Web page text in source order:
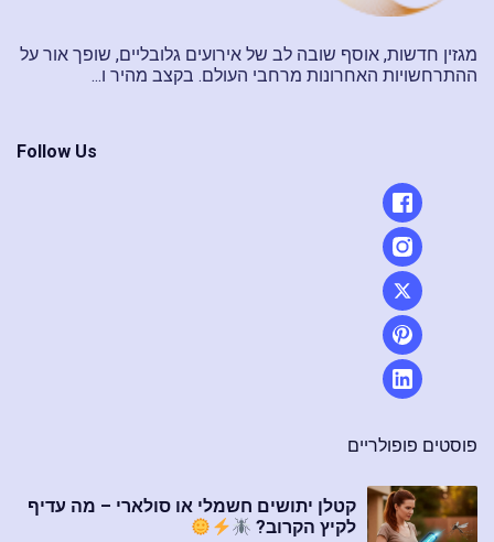
מגזין חדשות, אוסף שובה לב של אירועים גלובליים, שופך אור על
ההתרחשויות האחרונות מרחבי העולם. בקצב מהיר ו...
Follow Us
פוסטים פופולריים
קטלן יתושים חשמלי או סולארי – מה עדיף
לקיץ הקרוב?